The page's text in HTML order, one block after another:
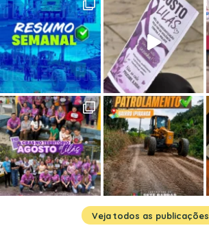
Veja todos as publicações